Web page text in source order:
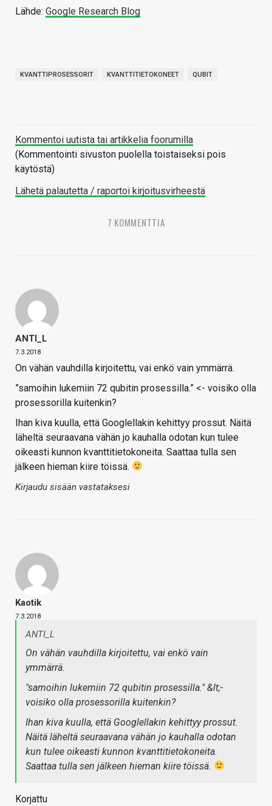
Lähde: Google Research Blog
KVANTTIPROSESSORIT KVANTTITIETOKONEET QUBIT
Kommentoi uutista tai artikkelia foorumilla
(Kommentointi sivuston puolella toistaiseksi pois
käytöstä)
Lähetä palautetta / raportoi kirjoitusvirheestä
7 KOMMENTTIA
ANTI_L
7.3.2018
On vähän vauhdilla kirjoitettu, vai enkö vain ymmärrä.
”samoihin lukemiin 72 qubitin prosessilla.” <- voisiko olla
prosessorilla kuitenkin?
Ihan kiva kuulla, että Googlellakin kehittyy prossut. Näitä
läheltä seuraavana vähän jo kauhalla odotan kun tulee
oikeasti kunnon kvanttitietokoneita. Saattaa tulla sen
jälkeen hieman kiire töissä.
Kirjaudu sisään vastataksesi
Kaotik
7.3.2018
ANTI_L
On vähän vauhdilla kirjoitettu, vai enkö vain
ymmärrä.
"samoihin lukemiin 72 qubitin prosessilla." &lt;-
voisiko olla prosessorilla kuitenkin?
Ihan kiva kuulla, että Googlellakin kehittyy prossut.
Näitä läheltä seuraavana vähän jo kauhalla odotan
kun tulee oikeasti kunnon kvanttitietokoneita.
Saattaa tulla sen jälkeen hieman kiire töissä.
Korjattu